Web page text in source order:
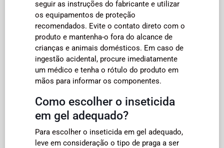
seguir as instruções do fabricante e utilizar
os equipamentos de proteção
recomendados. Evite o contato direto com o
produto e mantenha-o fora do alcance de
crianças e animais domésticos. Em caso de
ingestão acidental, procure imediatamente
um médico e tenha o rótulo do produto em
mãos para informar os componentes.
Como escolher o inseticida
em gel adequado?
Para escolher o inseticida em gel adequado,
leve em consideração o tipo de praga a ser